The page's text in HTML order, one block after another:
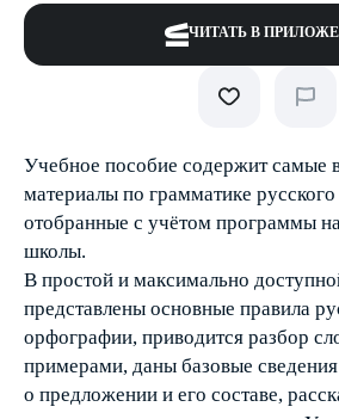
ЧИТАТЬ В
Учебное пособие содержит самые
материалы по грамматике русского
отобранные с учётом программы
школы.
В простой и максимально
представлены основные правила
орфографии, приводится разбор
примерами, даны базовые
о предложении и его составе,